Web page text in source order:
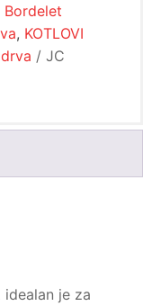
Bordelet
, KOTLOVI
/ JC
idealan je za